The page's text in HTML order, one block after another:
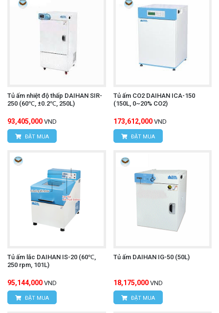
Tủ ấm nhiệt độ thấp DAIHAN SIR-
250 (60℃, ±0.2℃, 250L)
93,405,000 VND
ĐẶT MUA
Tủ ấm CO2 DAIHAN ICA-150
(150L, 0~20% CO2)
173,612,000 VND
ĐẶT MUA
Tủ ấm lắc DAIHAN IS-20 (60℃,
250 rpm, 101L)
95,144,000 VND
ĐẶT MUA
Tủ ấm DAIHAN IG-50 (50L)
18,175,000 VND
ĐẶT MUA